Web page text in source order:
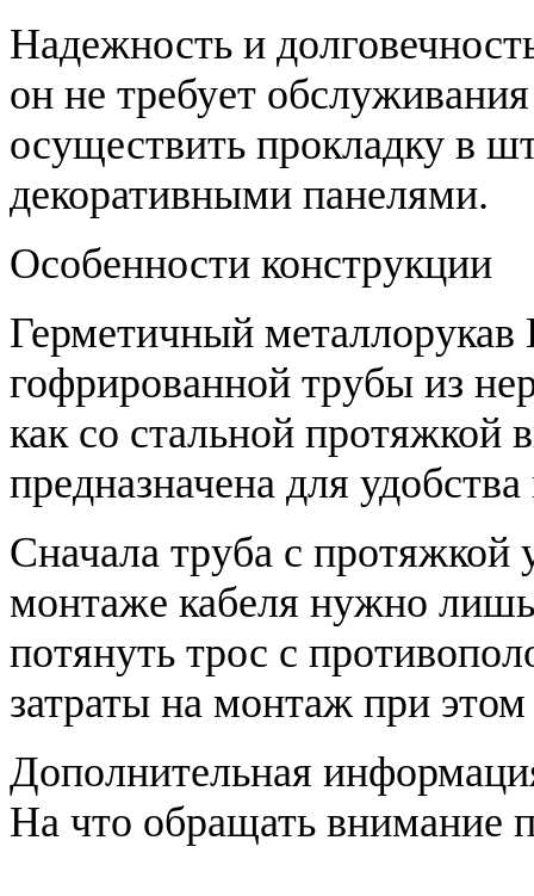
Надежность и
он не требует
осуществить прокладку в
декоративными панелями.
Особенности конструкции
Герметичный металлорукав
гофрированной трубы из
как со стальной протяжкой
предназначена для
Сначала труба с протяжкой
монтаже кабеля нужно
потянуть трос с
затраты на монтаж при
Дополнительная
На что обращать внимание